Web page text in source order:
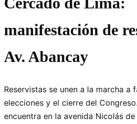
manifestación de
Av. Abancay
Reservistas se unen a la marcha a
elecciones y el cierre del
encuentra en la avenida Nicolás de